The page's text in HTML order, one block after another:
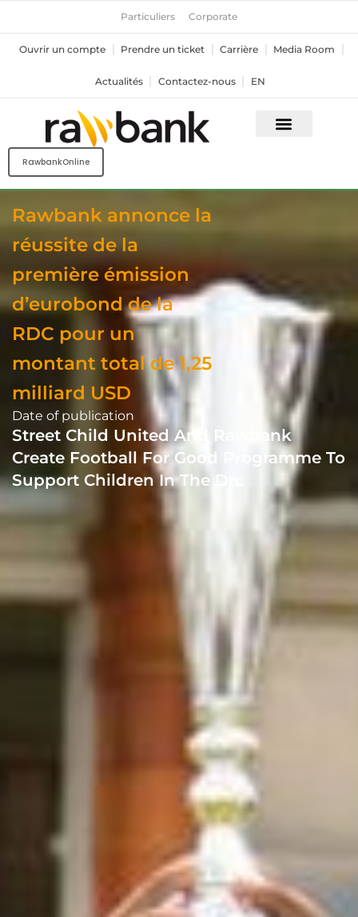
contenu
Particuliers Corporate
Ouvrir un compte Prendre un ticket Carrière Media Room
Actualités Contactez-nous EN
RawbankOnline
Rawbank annonce la
réussite de la
première émission
d’eurobond de la
RDC pour un
montant total de 1,25
milliard USD
Date of publication
Street Child United And Rawbank
Create Football For Good Programme To
Support Children In The Drc